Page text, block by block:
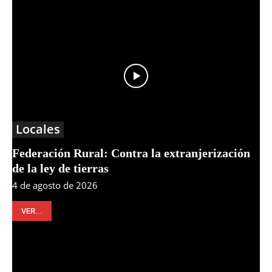
Locales
Federación Rural: Contra la extranjerización
de la ley de tierras
4 de agosto de 2026
VER...